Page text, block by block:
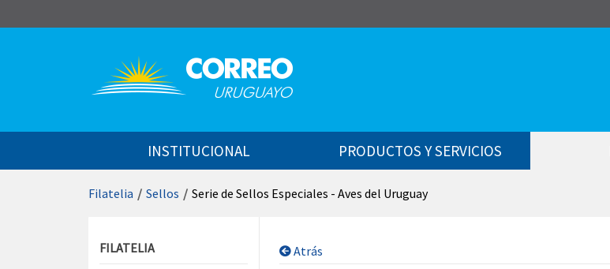
INSTITUCIONAL PRODUCTOS Y SERVICIOS
Filatelia / Sellos / Serie de Sellos Especiales - Aves del Uruguay
FILATELIA
Atrás